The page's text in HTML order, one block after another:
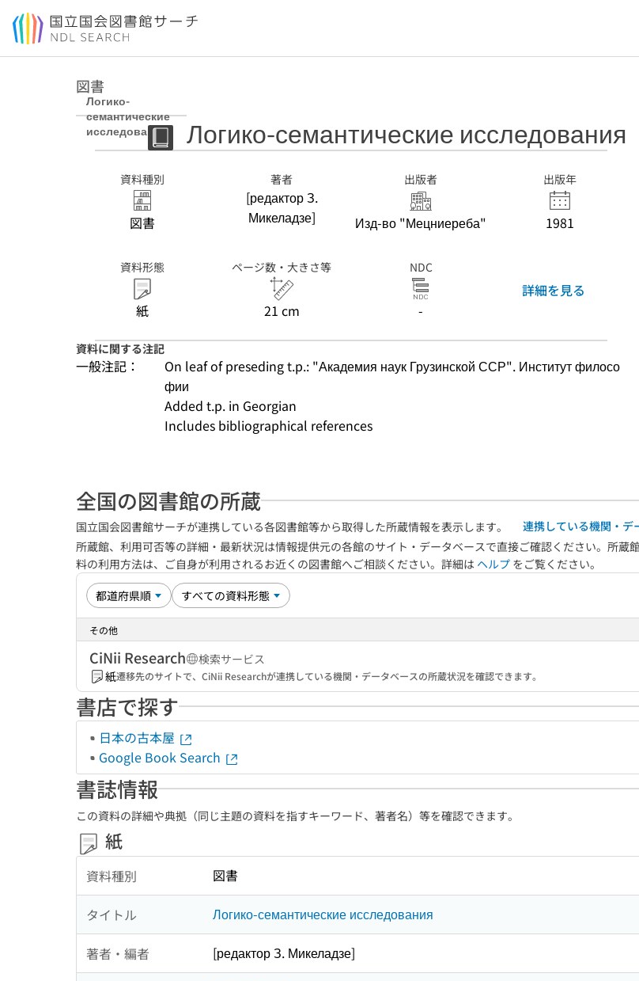
本文へ移動
図書
Логико-
семантические
исследования
Логико-семантические исследования
資料種別
図書
著者
[редактор З.
Микеладзе]
出版者
Изд-во "Мецниереба"
出版年
1981
資料形態
紙
ページ数・大きさ等
21 cm
NDC
-
詳細を見る
資料に関する注記
一般注記：
On leaf of preseding t.p.: "Академия наук Грузинской ССР". Институт филосо
фии
Added t.p. in Georgian
Includes bibliographical references
全国の図書館の所蔵
国立国会図書館サーチが連携している各図書館等から取得した所蔵情報を表示します。
連携している機関・デ
所蔵館、利用可否等の詳細・最新状況は情報提供元の各館のサイト・データベースで直接ご確認ください。所蔵
料の利用方法は、ご自身が利用されるお近くの図書館へご相談ください。詳細は ヘルプ をご覧ください。
その他
CiNii Research
検索サービス
紙遷移先のサイトで、CiNii Researchが連携している機関・データベースの所蔵状況を確認できます。
書店で探す
日本の古本屋
Google Book Search
書誌情報
この資料の詳細や典拠（同じ主題の資料を指すキーワード、著者名）等を確認できます。
紙
資料種別 図書
タイトル Логико-семантические исследования
著者・編者 [редактор З. Микеладзе]